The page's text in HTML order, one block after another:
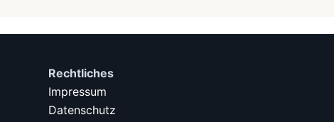
Rechtliches
Impressum
Datenschutz